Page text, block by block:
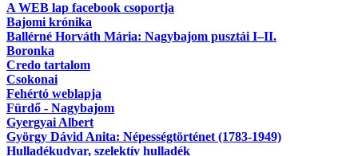
A WEB lap facebook csoportja
Bajomi krónika
Ballérné Horváth Mária: Nagybajom pusztái I–II.
Boronka
Credo tartalom
Csokonai
Fehértó weblapja
Fürdő - Nagybajom
Gyergyai Albert
György Dávid Anita: Népességtörténet (1783-1949)
Hulladékudvar, szelektív hulladék